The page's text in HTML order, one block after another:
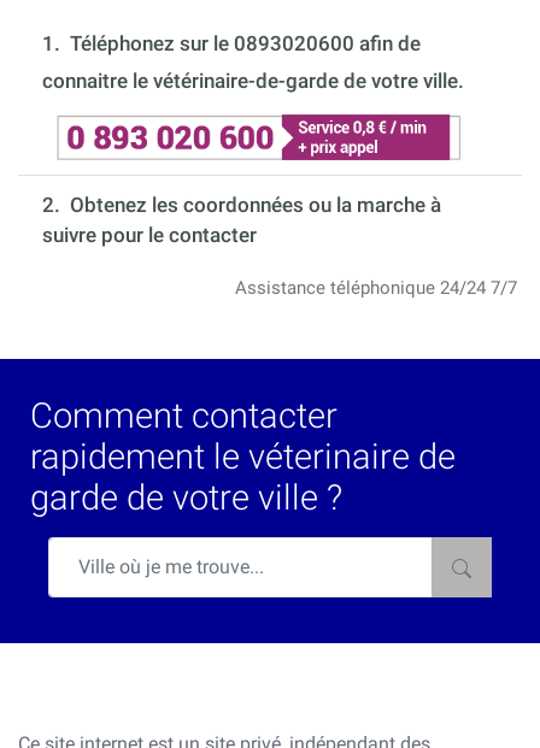
1. Téléphonez sur le 0893020600 afin de
connaitre le vétérinaire-de-garde de votre ville.
2. Obtenez les coordonnées ou la marche à
suivre pour le contacter
Assistance téléphonique 24/24 7/7
Comment contacter
rapidement le véterinaire de
garde de votre ville ?